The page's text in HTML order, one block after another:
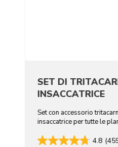
SET DI
INSACCATRICE
Set con accessorio
insaccatrice per tutte le
4.8